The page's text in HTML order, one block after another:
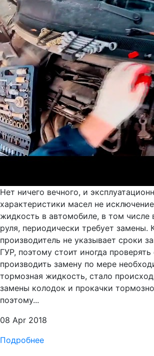
Нет ничего вечного, и
характеристики масел не
жидкость в автомобиле, в том числе
руля, периодически требует замены.
производитель не указывает сроки
ГУР, поэтому стоит иногда
производить замену по мере
тормозная жидкость, стало
замены колодок и прокачки
поэтому...
08 Apr 2018
Подробнее